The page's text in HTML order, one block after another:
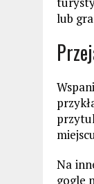
lub
Na
gogle